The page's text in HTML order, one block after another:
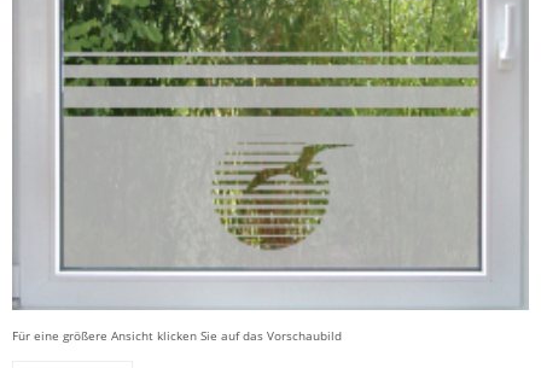
Für eine größere Ansicht klicken Sie auf das Vorschaubild